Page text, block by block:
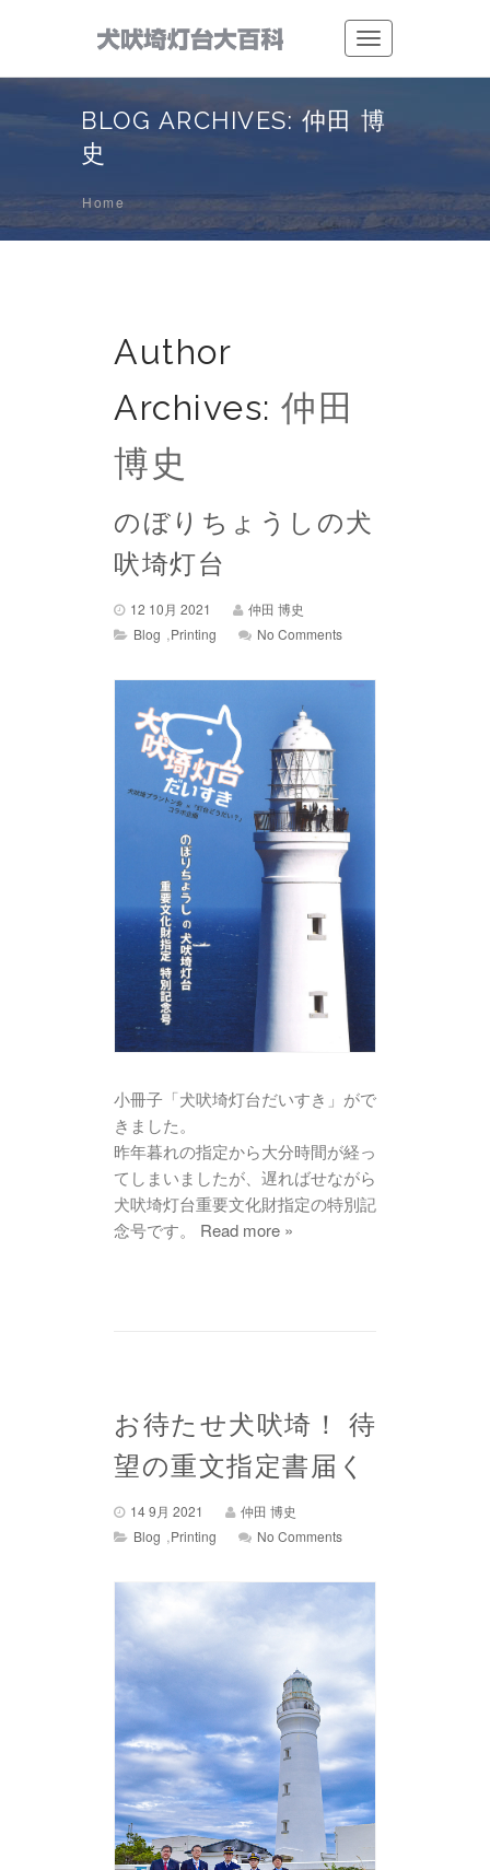
Toggle
BLOG ARCHIVES: 仲田 博
史
Home
Author
Archives: 仲田
博史
のぼりちょうしの犬
吠埼灯台
12 10月 2021
仲田 博史
Blog ,Printing No Comments
小冊子「犬吠埼灯台だいすき」がで
きました。
昨年暮れの指定から大分時間が経っ
てしまいましたが、遅ればせながら
犬吠埼灯台重要文化財指定の特別記
念号です。 Read more »
お待たせ犬吠埼！ 待
望の重文指定書届く
14 9月 2021
仲田 博史
Blog ,Printing No Comments